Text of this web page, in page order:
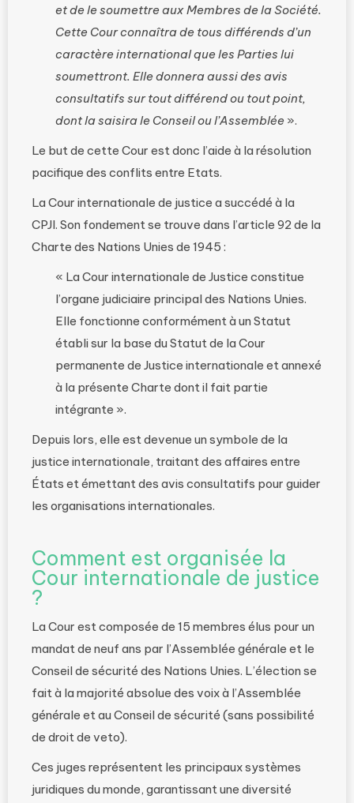
et de le soumettre aux Membres de la Société.
Cette Cour connaîtra de tous différends d’un
caractère international que les Parties lui
soumettront. Elle donnera aussi des avis
consultatifs sur tout différend ou tout point,
dont la saisira le Conseil ou l’Assemblée ».
Le but de cette Cour est donc l’aide à la résolution
pacifique des conflits entre Etats.
La Cour internationale de justice a succédé à la
CPJI. Son fondement se trouve dans l’article 92 de la
Charte des Nations Unies de 1945 :
« La Cour internationale de Justice constitue
l’organe judiciaire principal des Nations Unies.
Elle fonctionne conformément à un Statut
établi sur la base du Statut de la Cour
permanente de Justice internationale et annexé
à la présente Charte dont il fait partie
intégrante ».
Depuis lors, elle est devenue un symbole de la
justice internationale, traitant des affaires entre
États et émettant des avis consultatifs pour guider
les organisations internationales.
Comment est organisée la
Cour internationale de justice
?
La Cour est composée de 15 membres élus pour un
mandat de neuf ans par l’Assemblée générale et le
Conseil de sécurité des Nations Unies. L’élection se
fait à la majorité absolue des voix à l’Assemblée
générale et au Conseil de sécurité (sans possibilité
de droit de veto).
Ces juges représentent les principaux systèmes
juridiques du monde, garantissant une diversité